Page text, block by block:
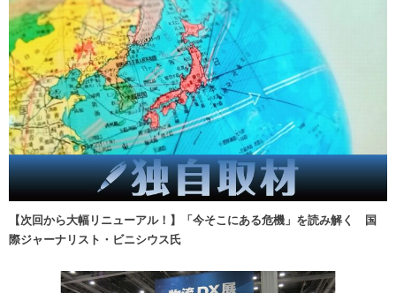
【次回から大幅リニューアル！】「今そこにある危機」を読み解く 国
際ジャーナリスト・ビニシウス氏